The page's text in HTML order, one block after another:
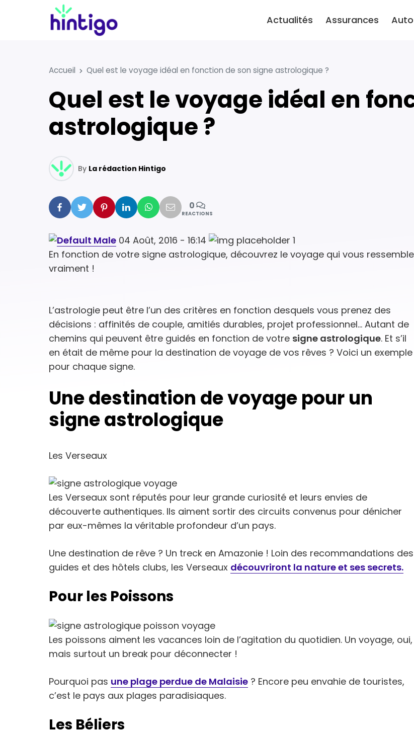
Actualités Assurances Auto
Accueil Quel est le voyage idéal en fonction de son signe astrologique ?
Quel est le voyage idéal en fonction de son signe
astrologique ?
By La rédaction Hintigo
Facebook
Twitter PinterestLinkedinWhatsapp
Mail0
REACTIONS
04 Août, 2016 - 16:14
En fonction de votre signe astrologique, découvrez le voyage qui vous ressemble
vraiment !
L’astrologie peut être l’un des critères en fonction desquels vous prenez des
décisions : affinités de couple, amitiés durables, projet professionnel… Autant de
chemins qui peuvent être guidés en fonction de votre signe astrologique. Et s’il
en était de même pour la destination de voyage de vos rêves ? Voici un exemple
pour chaque signe.
Une destination de voyage pour un
signe astrologique
Les Verseaux
Les Verseaux sont réputés pour leur grande curiosité et leurs envies de
découverte authentiques. Ils aiment sortir des circuits convenus pour dénicher
par eux-mêmes la véritable profondeur d’un pays.
Une destination de rêve ? Un treck en Amazonie ! Loin des recommandations des
guides et des hôtels clubs, les Verseaux découvriront la nature et ses secrets.
Pour les Poissons
Les poissons aiment les vacances loin de l’agitation du quotidien. Un voyage, oui,
mais surtout un break pour déconnecter !
Pourquoi pas une plage perdue de Malaisie ? Encore peu envahie de touristes,
c’est le pays aux plages paradisiaques.
Les Béliers